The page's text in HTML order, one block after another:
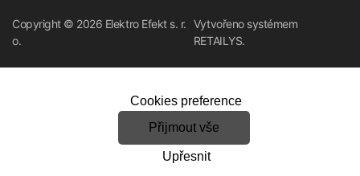
Copyright © 2026 Elektro Efekt s. r.
o.
Vytvořeno systémem
RETAILYS.
Cookies preference
Přijmout vše
Upřesnit